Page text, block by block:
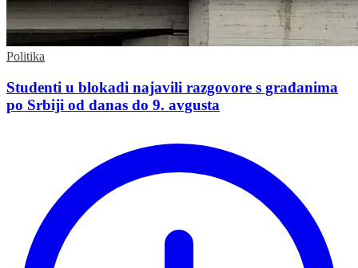
Politika
Studenti u blokadi najavili razgovore s građanima
po Srbiji od danas do 9. avgusta